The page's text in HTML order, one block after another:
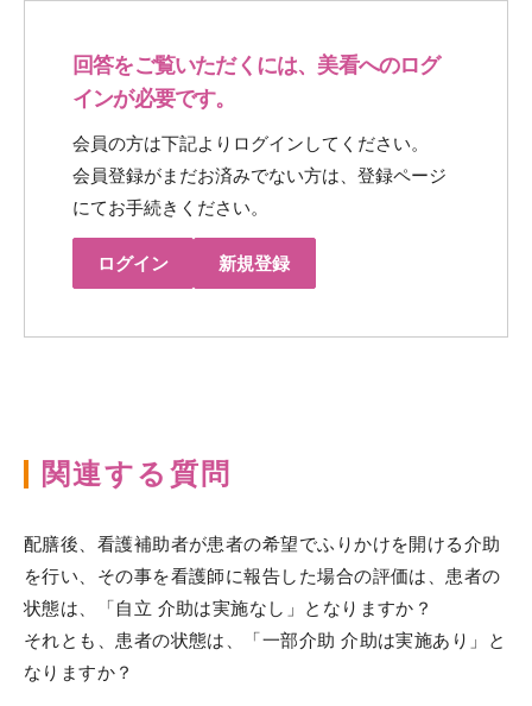
回答をご覧いただくには、美看へのログ
インが必要です。
会員の方は下記よりログインしてください。
会員登録がまだお済みでない方は、登録ページ
にてお手続きください。
ログイン 新規登録
関連する質問
配膳後、看護補助者が患者の希望でふりかけを開ける介助
を行い、その事を看護師に報告した場合の評価は、患者の
状態は、「自立 介助は実施なし」となりますか？
それとも、患者の状態は、「一部介助 介助は実施あり」と
なりますか？